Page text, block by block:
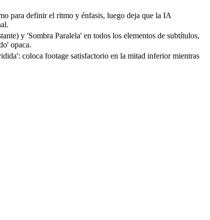
para definir el ritmo y énfasis, luego deja que la IA
y 'Sombra Paralela' en todos los elementos de subtítulos,
opaca.
coloca footage satisfactorio en la mitad inferior mientras